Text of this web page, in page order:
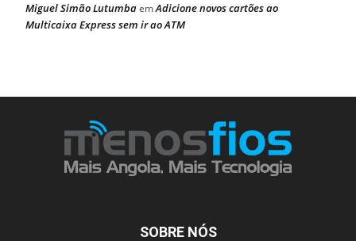
Miguel Simão LutumbaemAdicione novos cartões ao
Multicaixa Express sem ir ao ATM
SOBRE NÓS